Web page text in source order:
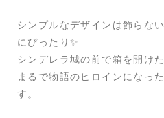
シンプルなデザインは飾らな
にぴったり✨
シンデレラ城の前で箱を開けた
まるで物語のヒロインになっ
す。